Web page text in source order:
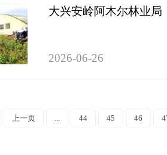
大兴安岭阿木尔林业
2026-06-26
上一页 ... 44 45 46